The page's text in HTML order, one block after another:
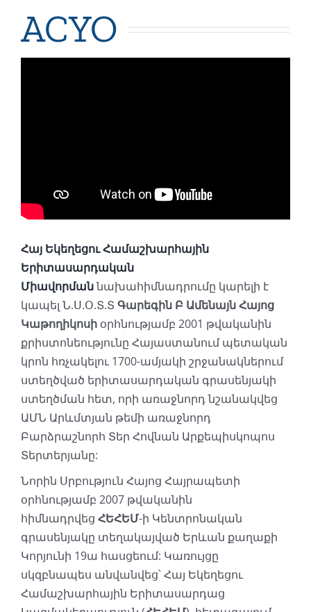
ACYO
Հայ Եկեղեցու Համաշխարհային
Երիտասարդական
Միավորմաննախահիմնադրումը կարելի է
կապել Ն.Ս.Օ.Տ.Տ Գարեգին Բ Ամենայն Հայոց
Կաթողիկոսիօրհնությամբ 2001 թվականին
քրիստոնեությունը Հայաստանում պետական
կրոն հռչակելու 1700-ամյակի շրջանակներում
ստեղծված երիտասարդական գրասենյակի
ստեղծման հետ, որի առաջնորդ նշանակվեց
ԱՄՆ Արևմտյան թեմի առաջնորդ
Բարձրաշնորհ Տեր Հովնան Արքեպիսկոպոս
Տերտերյանը:
Նորին Սրբություն Հայոց Հայրապետի
օրհնությամբ 2007 թվականին
հիմնադրվեց ՀԵՀԵՄ-ի Կենտրոնական
գրասենյակը տեղակայված Երևան քաղաքի
Կորյունի 19ա հասցեում: Կառույցը
սկզբնապես անվանվեց՝ Հայ Եկեղեցու
Համաշխարհային Երիտասարդաց